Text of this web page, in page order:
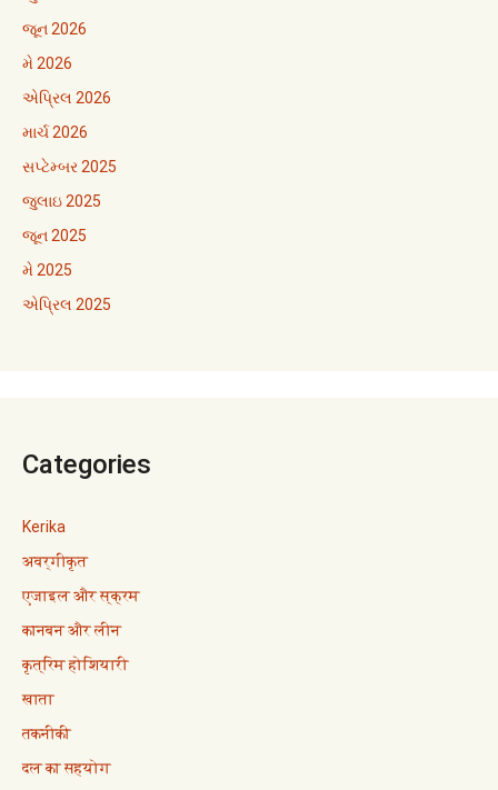
જૂન 2026
મે 2026
એપ્રિલ 2026
માર્ચ 2026
સપ્ટેમ્બર 2025
જુલાઇ 2025
જૂન 2025
મે 2025
એપ્રિલ 2025
Categories
Kerika
अवर्गीकृत
एजाइल और स्क्रम
कानबन और लीन
कृत्रिम होशियारी
खाता
तकनीकी
दल का सहयोग